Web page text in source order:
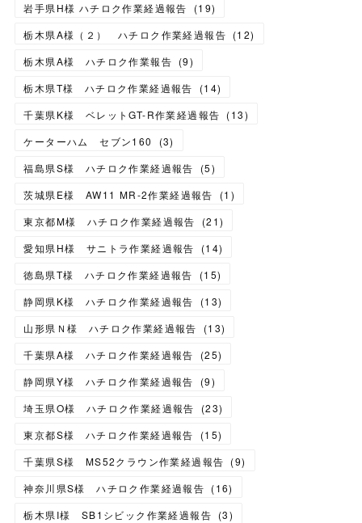
岩手県H様 ハチロク作業経過報告
(19)
栃木県A様（２） ハチロク作業経過報告 (12)
栃木県A様 ハチロク作業報告 (9)
栃木県T様 ハチロク作業経過報告
(14)
千葉県K様 ベレットGT-R作業経過報告 (13)
ケーターハム セブン160
(3)
福島県S様 ハチロク作業経過報告
(5)
茨城県E様 AW11 MR-2作業経過報告
(1 )
東京都M様 ハチロク作業経過報告
(21)
愛知県H様 サニトラ作業経過報告
(14)
徳島県T様 ハチロク作業経過報告
(15)
静岡県K様 ハチロク作業経過報告
(13)
山形県Ｎ様 ハチロク作業経過報告
(13)
千葉県A様 ハチロク作業経過報告
(25)
静岡県Y様 ハチロク作業経過報告
(9)
埼玉県O様 ハチロク作業経過報告
(23)
東京都S様 ハチロク作業経過報告
(15)
千葉県S様 MS52クラウン作業経過報告 (9)
神奈川県S様 ハチロク作業経過報告 (16)
栃木県I様 SB1シビック作業経過報告 (3)